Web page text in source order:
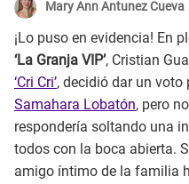
Mary Ann Antunez Cueva
¡Lo puso en evidencia! En
‘La Granja VIP’, Cristian
‘Cri Cri’, decidió dar un voto
Samahara Lobatón, pero
respondería soltando una
todos con la boca abierta.
amigo íntimo de la familia